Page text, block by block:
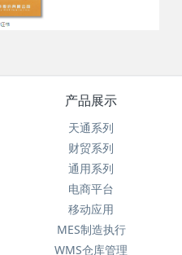
产品展示
天通系列
财贸系列
通用系列
电商平台
移动应用
MES制造执行
WMS仓库管理